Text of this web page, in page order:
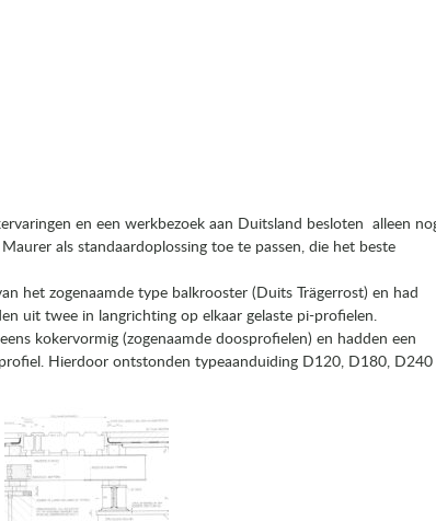
en een werkbezoek aan Duitsland besloten alleen
als standaardoplossing toe te passen, die het beste
het zogenaamde type balkrooster (Duits Trägerrost) en had
uit twee in langrichting op elkaar gelaste pi-profielen.
kokervormig (zogenaamde doosprofielen) en hadden een
Hierdoor ontstonden typeaanduiding D120, D180, D240